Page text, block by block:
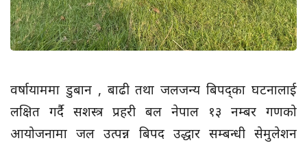
वर्षायाममा डुबान , बाढी तथा जलजन्य बिपद्का घटनालाई
लक्षित गर्दै सशस्त्र प्रहरी बल नेपाल १३ नम्बर गणको
आयोजनामा जल उत्पन्न बिपद उद्धार सम्बन्धी सेमुलेशन